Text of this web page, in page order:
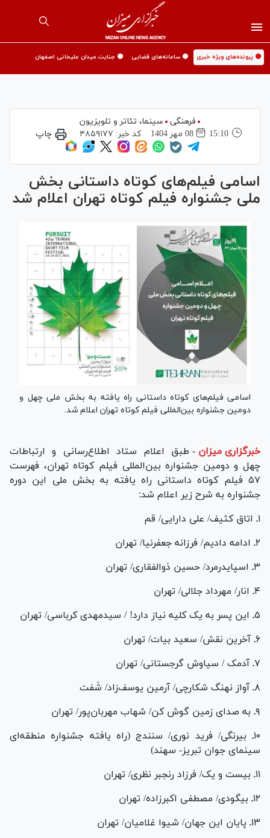
🟡 پرونده‌های ویژه خبری 🟡 سامانه‌های قضایی 🟡 جنایت میدان علیخانی اصفهان
فرهنگی
سینما،‌ تئاتر و تلویزیون
15:10
08 مهر 1404 کد خبر: ۴۸۵۹۱۷۷ چاپ
اسامی فیلم‌های کوتاه داستانی بخش
ملی جشنواره فیلم کوتاه تهران اعلام شد
اسامی فیلم‌های کوتاه داستانی راه یافته به بخش ملی چهل و
دومین جشنواره بین‌المللی فیلم کوتاه تهران اعلام شد.
خبرگزاری میزان - طبق اعلام ستاد اطلاع‌رسانی و ارتباطات
چهل و دومین جشنواره بین‌المللی فیلم کوتاه تهران، فهرست
۵۷ فیلم کوتاه داستانی راه یافته به بخش ملی این دوره
جشنواره به شرح زیر اعلام شد:
۱ـ اتاق کثیف/ علی دارایی/ قم
۲ـ ادامه دادیم/ فرزانه جعفرنیا/ تهران
۳ـ اسپایدرمرد/ حسین ذوالفقاری/ تهران
۴ـ انار/ مهرداد جلالی/ تهران
۵ـ این پسر به یک کلیه نیاز دارد! / سیدمهدی کرباسی/ تهران
۶ـ آخرین نقش/ سعید بیات/ تهران
۷ـ آدمک / سیاوش گرجستانی/ تهران
۸ـ آواز نهنگ شکارچی/ آرمین یوسف‌زاد/ شَفت
۹ـ به صدای زمین گوش کن/ شهاب مهربان­‌پور/ تهران
۱۰ـ بی­رنگی/ فرید نوری/ سنندج (راه یافته جشنواره منطقه­‌ای
سینمای جوان تبریز- سهند)
۱۱ـ بیست و یک/ فرزاد رنجبر نظری/ تهران
۱۲ـ بی­گودی/ مصطفی اکبرزاده/ تهران
۱۳ـ پایان این جهان/ شیوا غلامیان/ تهران